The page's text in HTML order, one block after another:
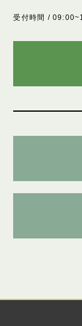
受付時間 /